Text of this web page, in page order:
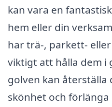
kan vara en
hem eller din
har trä-, parkett-
viktigt att hålla dem i
golven kan återställa
skönhet och